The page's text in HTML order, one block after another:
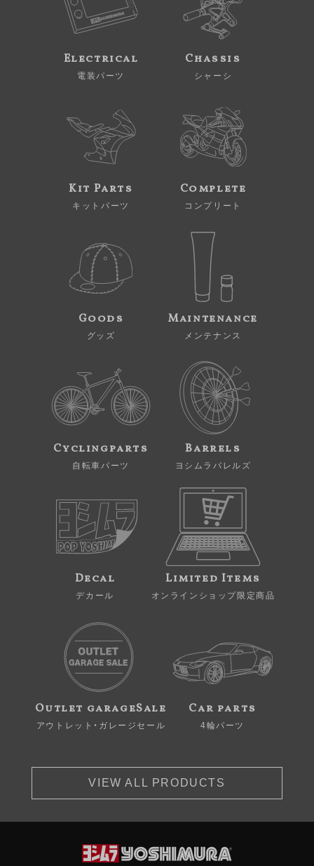
Electrical
電装パーツ
Chassis
シャーシ
Kit Parts
キットパーツ
Complete
コンプリート
Goods
グッズ
Maintenance
メンテナンス
Cyclingparts
自転車パーツ
Barrels
ヨシムラバレルズ
Decal
デカール
Limited Items
オンラインショップ限定商品
Outlet garageSale
アウトレット・ガレージセール
Car parts
4輪パーツ
VIEW ALL PRODUCTS